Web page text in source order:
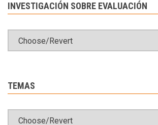
INVESTIGACIÓN SOBRE EVALUACIÓN
TEMAS